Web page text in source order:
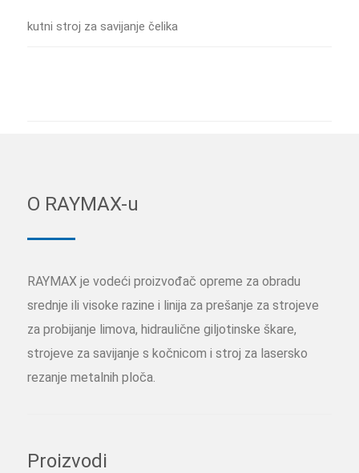
kutni stroj za savijanje čelika
O RAYMAX-u
RAYMAX je vodeći proizvođač opreme za obradu
srednje ili visoke razine i linija za prešanje za strojeve
za probijanje limova, hidraulične giljotinske škare,
strojeve za savijanje s kočnicom i stroj za lasersko
rezanje metalnih ploča.
Proizvodi